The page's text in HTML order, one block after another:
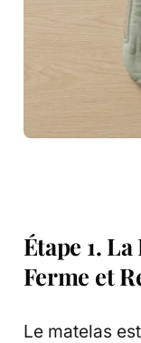
Étape 1.
Ferme et
Le matelas